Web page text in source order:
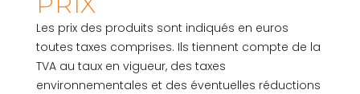
Les prix des produits sont indiqués en euros
toutes taxes comprises. Ils tiennent compte de la
TVA au taux en vigueur, des taxes
environnementales et des éventuelles réductions